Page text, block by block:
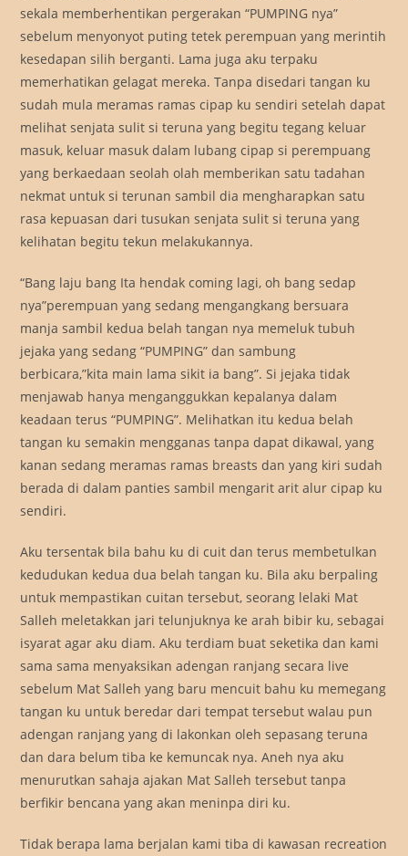
sekala memberhentikan pergerakan “PUMPING nya”
sebelum menyonyot puting tetek perempuan yang merintih
kesedapan silih berganti. Lama juga aku terpaku
memerhatikan gelagat mereka. Tanpa disedari tangan ku
sudah mula meramas ramas cipap ku sendiri setelah dapat
melihat senjata sulit si teruna yang begitu tegang keluar
masuk, keluar masuk dalam lubang cipap si perempuang
yang berkaedaan seolah olah memberikan satu tadahan
nekmat untuk si terunan sambil dia mengharapkan satu
rasa kepuasan dari tusukan senjata sulit si teruna yang
kelihatan begitu tekun melakukannya.
“Bang laju bang Ita hendak coming lagi, oh bang sedap
nya”perempuan yang sedang mengangkang bersuara
manja sambil kedua belah tangan nya memeluk tubuh
jejaka yang sedang “PUMPING” dan sambung
berbicara,”kita main lama sikit ia bang”. Si jejaka tidak
menjawab hanya menganggukkan kepalanya dalam
keadaan terus “PUMPING”. Melihatkan itu kedua belah
tangan ku semakin mengganas tanpa dapat dikawal, yang
kanan sedang meramas ramas breasts dan yang kiri sudah
berada di dalam panties sambil mengarit arit alur cipap ku
sendiri.
Aku tersentak bila bahu ku di cuit dan terus membetulkan
kedudukan kedua dua belah tangan ku. Bila aku berpaling
untuk mempastikan cuitan tersebut, seorang lelaki Mat
Salleh meletakkan jari telunjuknya ke arah bibir ku, sebagai
isyarat agar aku diam. Aku terdiam buat seketika dan kami
sama sama menyaksikan adengan ranjang secara live
sebelum Mat Salleh yang baru mencuit bahu ku memegang
tangan ku untuk beredar dari tempat tersebut walau pun
adengan ranjang yang di lakonkan oleh sepasang teruna
dan dara belum tiba ke kemuncak nya. Aneh nya aku
menurutkan sahaja ajakan Mat Salleh tersebut tanpa
berfikir bencana yang akan meninpa diri ku.
Tidak berapa lama berjalan kami tiba di kawasan recreation